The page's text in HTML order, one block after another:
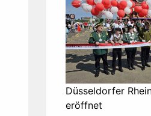
Düsseldorfer
eröffnet